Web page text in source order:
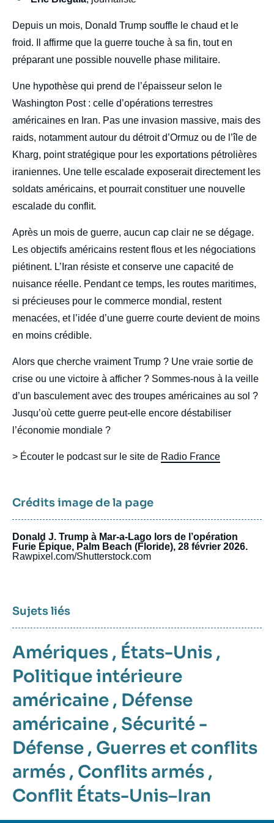
Depuis un mois, Donald Trump souffle le chaud et le
froid. Il affirme que la guerre touche à sa fin, tout en
préparant une possible nouvelle phase militaire.
Une hypothèse qui prend de l’épaisseur selon le
Washington Post : celle d’opérations terrestres
américaines en Iran. Pas une invasion massive, mais des
raids, notamment autour du détroit d’Ormuz ou de l’île de
Kharg, point stratégique pour les exportations pétrolières
iraniennes. Une telle escalade exposerait directement les
soldats américains, et pourrait constituer une nouvelle
escalade du conflit.
Après un mois de guerre, aucun cap clair ne se dégage.
Les objectifs américains restent flous et les négociations
piétinent. L’Iran résiste et conserve une capacité de
nuisance réelle. Pendant ce temps, les routes maritimes,
si précieuses pour le commerce mondial, restent
menacées, et l’idée d’une guerre courte devient de moins
en moins crédible.
Alors que cherche vraiment Trump ? Une vraie sortie de
crise ou une victoire à afficher ? Sommes-nous à la veille
d’un basculement avec des troupes américaines au sol ?
Jusqu’où cette guerre peut-elle encore déstabiliser
l’économie mondiale ?
> Écouter le podcast sur le site de Radio France
Crédits image de la page
Donald J. Trump à Mar-a-Lago lors de l’opération
Furie Épique, Palm Beach (Floride), 28 février 2026.
Rawpixel.com/Shutterstock.com
Sujets liés
Amériques , États-Unis ,
Politique intérieure
américaine , Défense
américaine , Sécurité -
Défense , Guerres et conflits
armés , Conflits armés ,
Conflit États-Unis–Iran